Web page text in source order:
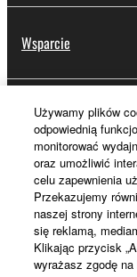
Wsparcie
Rejestracja Yamaha
Informacje o Yamaha
Polska - Polish
Używamy plików
odpowiednią
monitorować
oraz umożliwić
celu zapewnienia
Przekazujemy
naszej strony
się reklamą,
Klikając przycisk
wyrażasz zgodę